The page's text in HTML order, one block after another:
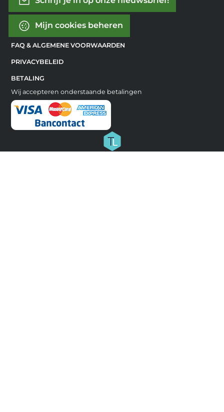
Mijn cookies beheren
FAQ & ALGEMENE VOORWAARDEN
PRIVACYBELEID
BETALING
Wij accepteren onderstaande betalingen